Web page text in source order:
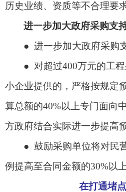
历史业绩、资质等不合理要求
进一步加大政府采购支
● 进一步加大政府采购
● 对超过400万元的工
小企业提供的，严格按规定
算总额的40%以上专门面向
方政府结合实际进一步提高
● 鼓励采购单位将对民
例提高至合同金额的30%以上
在打通堵